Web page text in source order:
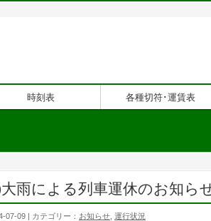
時刻表 各種切符･運賃表
雨による列車運休のお知ら
07-09 | カテゴリー： お知らせ 運行状況